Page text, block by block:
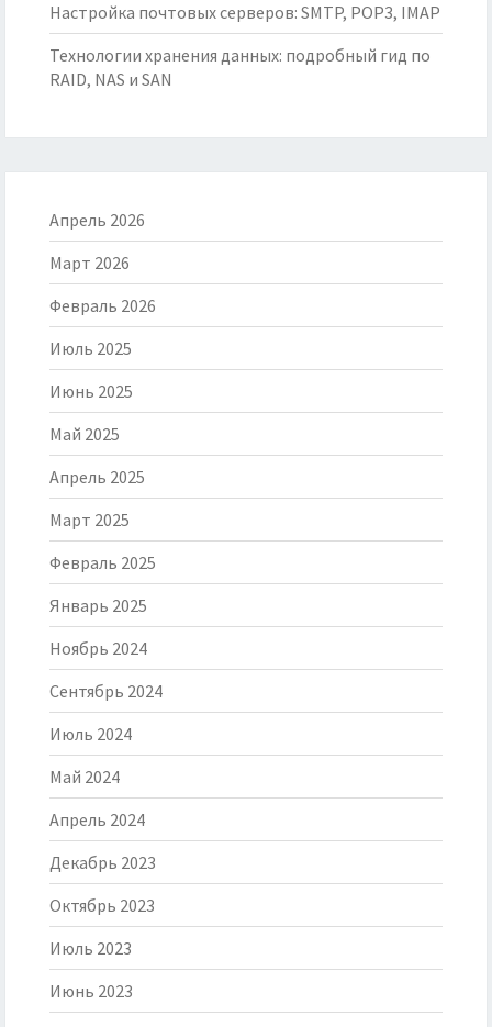
Настройка почтовых серверов: SMTP, POP3, IMAP
Технологии хранения данных: подробный гид по
RAID, NAS и SAN
Апрель 2026
Март 2026
Февраль 2026
Июль 2025
Июнь 2025
Май 2025
Апрель 2025
Март 2025
Февраль 2025
Январь 2025
Ноябрь 2024
Сентябрь 2024
Июль 2024
Май 2024
Апрель 2024
Декабрь 2023
Октябрь 2023
Июль 2023
Июнь 2023